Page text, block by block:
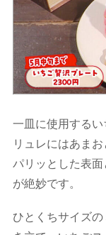
一皿に使用する
リュレにはあま
パリッとした表
が絶妙です。
ひとくちサイズ